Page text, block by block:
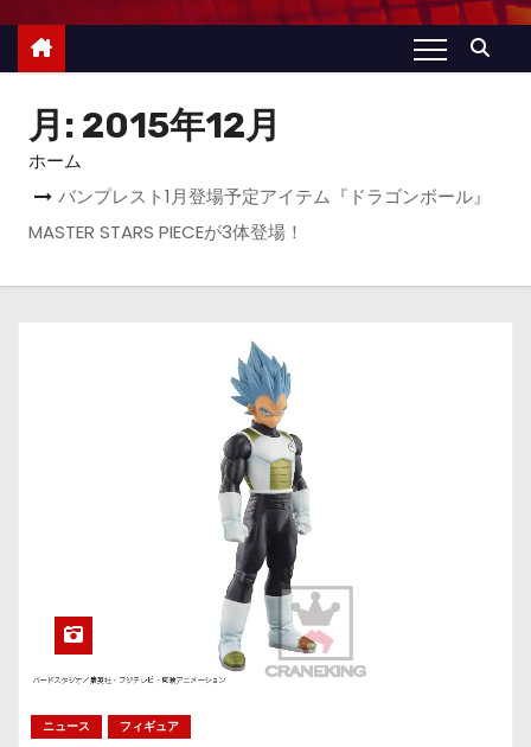
月: 2015年12月
ホーム
バンプレスト1月登場予定アイテム『ドラゴンボール』
MASTER STARS PIECEが3体登場！
ニュース フィギュア